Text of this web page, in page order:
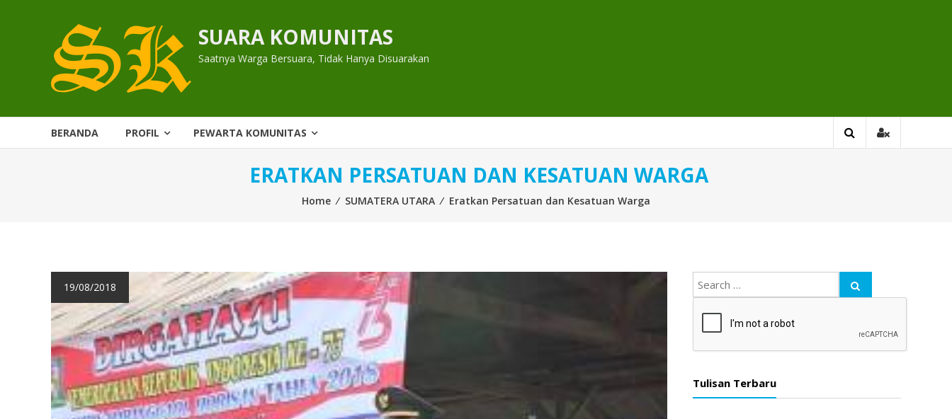
SUARA KOMUNITAS
Saatnya Warga Bersuara, Tidak Hanya Disuarakan
BERANDA PROFIL PEWARTA KOMUNITAS
ERATKAN PERSATUAN DAN KESATUAN WARGA
Home ⁄ SUMATERA UTARA ⁄ Eratkan Persatuan dan Kesatuan Warga
19/08/2018
Tulisan Terbaru